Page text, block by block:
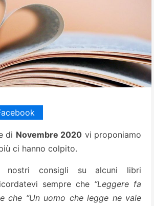
di Novembre 2020 vi proponiamo
ci hanno colpito.
consigli su alcuni libri
sempre che “Leggere fa
e che “Un uomo che legge ne vale